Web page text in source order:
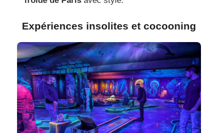
Expériences insolites et cocooning